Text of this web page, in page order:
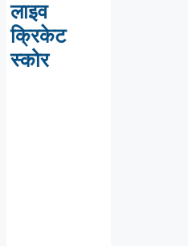
लाइव
क्रिकेट
स्कोर